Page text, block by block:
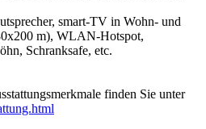
smart-TV in Wohn- und
m), WLAN-Hotspot,
Schranksafe, etc.
finden Sie unter